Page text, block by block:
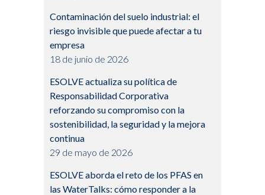
Contaminación del suelo industrial: el
riesgo invisible que puede afectar a tu
empresa
18 de junio de 2026
ESOLVE actualiza su política de
Responsabilidad Corporativa
reforzando su compromiso con la
sostenibilidad, la seguridad y la mejora
continua
29 de mayo de 2026
ESOLVE aborda el reto de los PFAS en
las WaterTalks: cómo responder a la